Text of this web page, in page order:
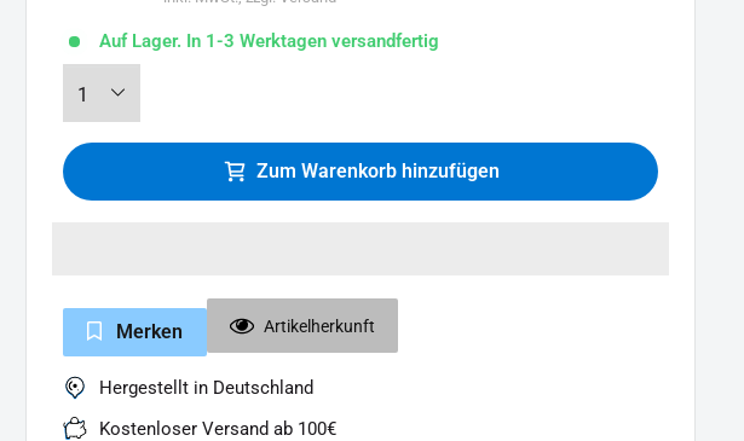
Auf Lager. In 1-3 Werktagen versandfertig
Zum Warenkorb hinzufügen
Merken Artikelherkunft
Hergestellt in Deutschland
Kostenloser Versand ab 100€